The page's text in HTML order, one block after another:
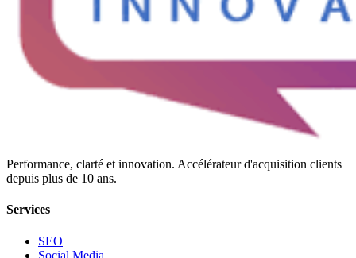
Performance, clarté et innovation. Accélérateur d'acquisition clients
depuis plus de 10 ans.
Services
SEO
Social Media